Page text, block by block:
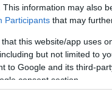
This information may also
Participants that may
that this website/app uses
but not limited to
to Google and its third-
consent section.
11, Ζλατάνοβα 12,